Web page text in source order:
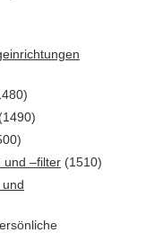
(1490)
und –filter (1510)